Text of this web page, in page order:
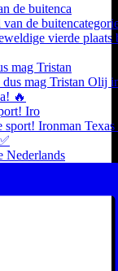
de buitenca
mag Tristan
Iro
Nederlands